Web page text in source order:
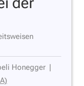
Honegger |